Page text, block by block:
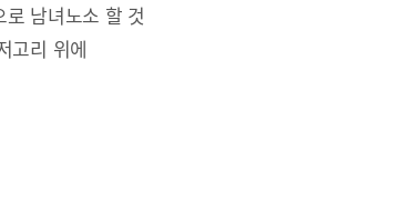
로 남녀노소 할 것
고리 위에